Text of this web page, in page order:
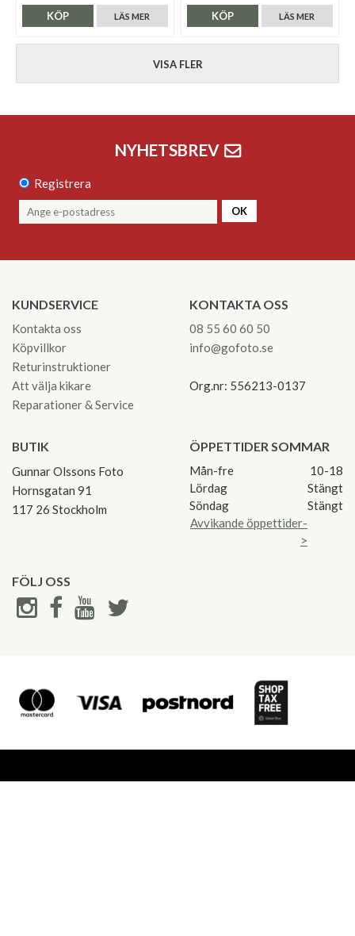
LÄS MER
KÖP LÄS MER
KÖP
VISA FLER
NYHETSBREV
Registrera
OK
KUNDSERVICE
Kontakta oss
Köpvillkor
Returinstruktioner
Att välja kikare
Reparationer & Service
KONTAKTA OSS
08 55 60 60 50
info@gofoto.se
Org.nr: 556213-0137
BUTIK
Gunnar Olssons Foto
Hornsgatan 91
117 26 Stockholm
ÖPPETTIDER SOMMAR
Mån-fre
10-18
Lördag
Stängt
Söndag
Stängt
Avvikande öppettider-
>
FÖLJ OSS